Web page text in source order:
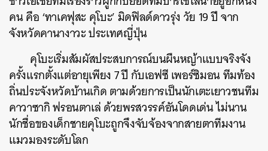
คน คือ ‘ทาเคฟุสะ คุโบะ’ มิดฟิลด์ดาวรุ่ง วัย 19 ปี จาก
จังหวัดคานางาวะ ประเทศญี่ปุ่น
คุโบะเริ่มสัมผัสประสบการณ์บนผืนหญ้าแบบจริงจัง
ครั้งแรกตั้งแต่อายุเพียง 7 ปี กับเอฟซี เพอร์ซิมอน ทีมท้อง
ถิ่นประจังหวัดบ้านเกิด ตามด้วยการเป็นนักเตะเยาวชนทีม
คาวาซากิ ฟรอนตาเล่ ด้วยพรสวรรค์อันโดดเด่น ไม่นาน
นักชื่อของเด็กชายคุโบะถูกจึงจับจ้องจากสายตาทีมงาน
แมวมองระดับโลก